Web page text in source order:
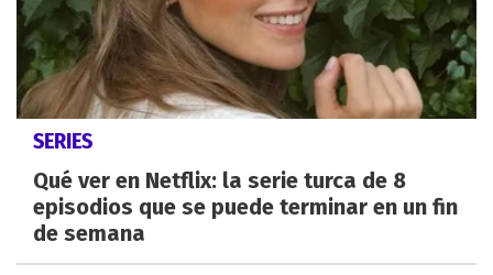
SERIES
Qué ver en Netflix: la serie turca de 8
episodios que se puede terminar en un fin
de semana